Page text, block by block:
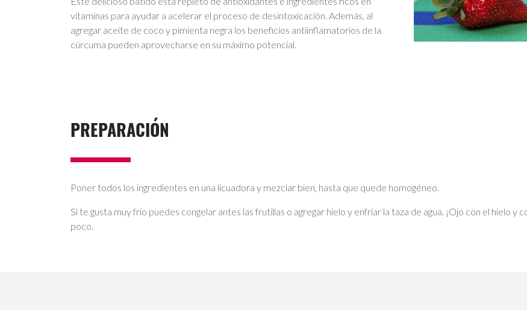
vitaminas para ayudar a acelerar el proceso de desintoxicación. Además, al
agregar aceite de coco y pimienta negra los beneficios antiinflamatorios de la
cúrcuma pueden aprovecharse en su máximo potencial.
PREPARACIÓN
Poner todos los ingredientes en una licuadora y mezclar bien, hasta que quede homogéneo.
Si te gusta muy frío puedes congelar antes las frutillas o agregar hielo y enfriar la taza de agua. ¡Ojo con el hielo y
poco.